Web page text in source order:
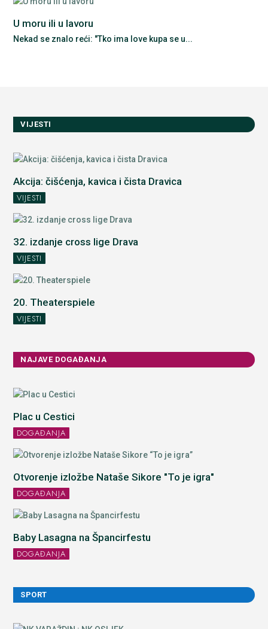
U moru ili u lavoru
Nekad se znalo reći: "Tko ima love kupa se u...
VIJESTI
Akcija: čišćenja, kavica i čista Dravica
VIJESTI
32. izdanje cross lige Drava
VIJESTI
20. Theaterspiele
VIJESTI
NAJAVE DOGAĐANJA
Plac u Cestici
DOGAĐANJA
Otvorenje izložbe Nataše Sikore "To je igra"
DOGAĐANJA
Baby Lasagna na Špancirfestu
DOGAĐANJA
SPORT